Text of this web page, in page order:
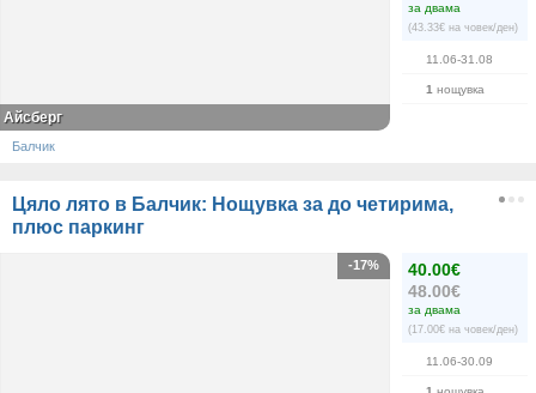
за двама
(43.33€ на човек/ден)
11.06-31.08
1 нощувка
Айсберг
Балчик
Цяло лято в Балчик: Нощувка за до четирима,
плюс паркинг
40.00€
48.00€
за двама
(17.00€ на човек/ден)
11.06-30.09
-17%